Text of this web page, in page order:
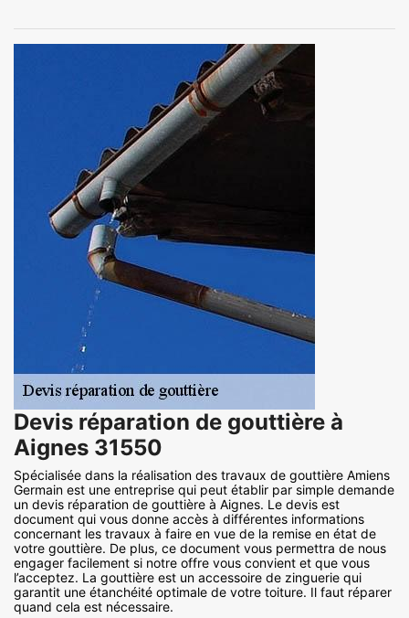
Devis réparation de gouttière à
Aignes 31550
Spécialisée dans la réalisation des travaux de gouttière Amiens
Germain est une entreprise qui peut établir par simple demande
un devis réparation de gouttière à Aignes. Le devis est
document qui vous donne accès à différentes informations
concernant les travaux à faire en vue de la remise en état de
votre gouttière. De plus, ce document vous permettra de nous
engager facilement si notre offre vous convient et que vous
l’acceptez. La gouttière est un accessoire de zinguerie qui
garantit une étanchéité optimale de votre toiture. Il faut réparer
quand cela est nécessaire.